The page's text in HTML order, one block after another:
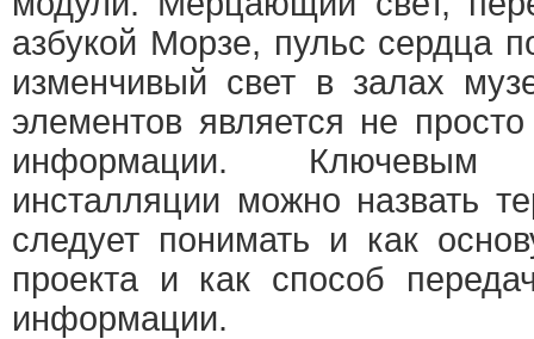
азбукой Морзе, пульс сердца
изменчивый свет в залах
элементов является не
информации.
инсталляции можно назвать
следует понимать и как
проекта и как способ
информации.